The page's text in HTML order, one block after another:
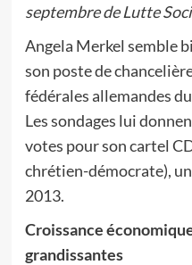
septembre de Lutte
Angela Merkel semble
son poste de
fédérales allemandes
Les sondages lui
votes pour son cartel
chrétien-démocrate),
2013.
Croissance
grandissantes